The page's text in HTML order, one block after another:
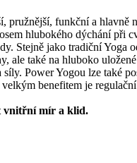
pružnější, funkční a
hlubokého dýchání při
Stejně jako tradiční
ale také na hluboko
Power Yogou lze také
benefitem je
vnitřní mír a klid.